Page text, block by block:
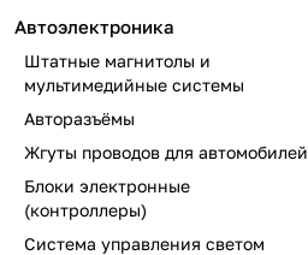
Автоэлектроника
Штатные магнитолы и
мультимедийные системы
Авторазъёмы
Жгуты проводов для автомобилей
Блоки электронные
(контроллеры)
Система управления светом